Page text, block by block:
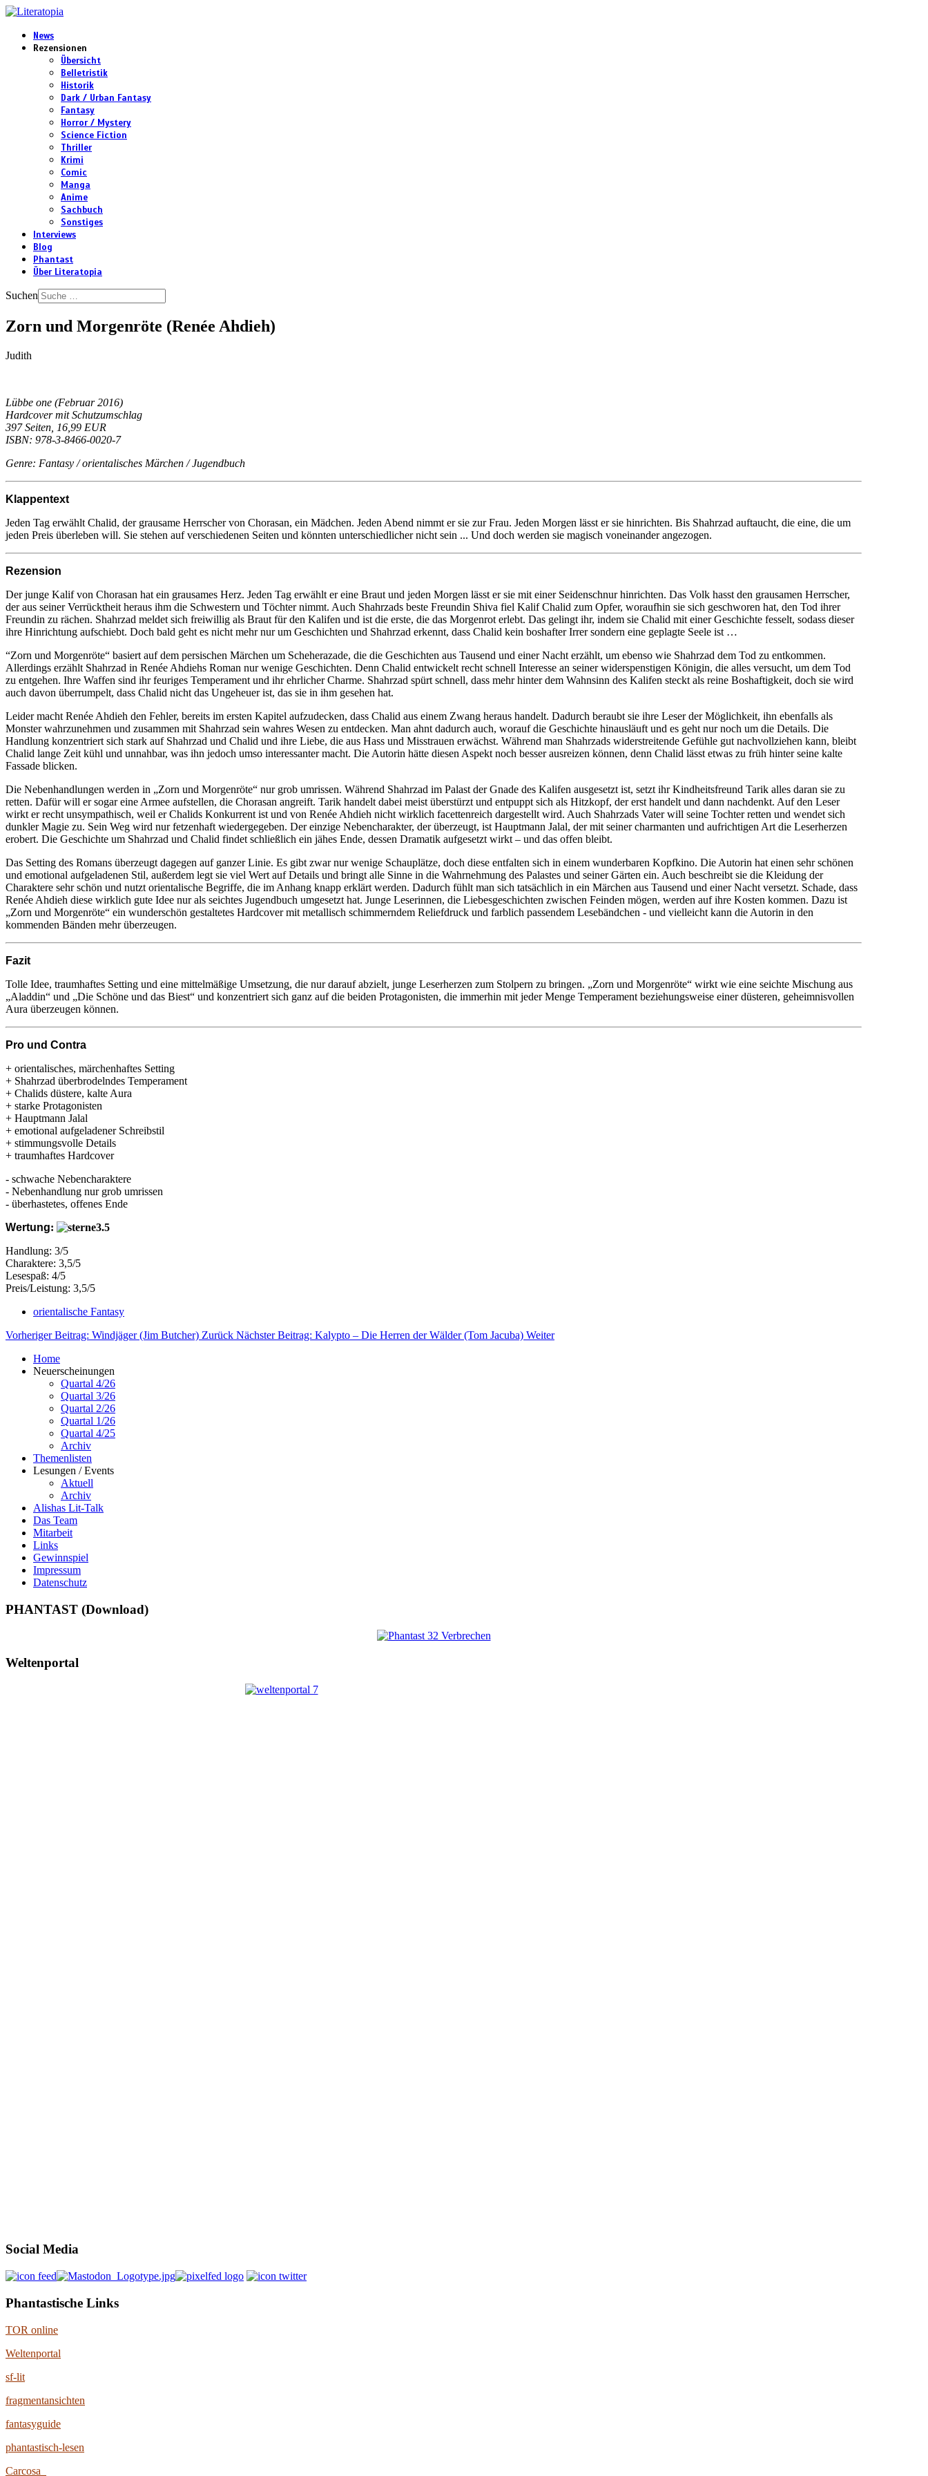
News
Rezensionen
Übersicht
Belletristik
Historik
Dark / Urban Fantasy
Fantasy
Horror / Mystery
Science Fiction
Thriller
Krimi
Comic
Manga
Anime
Sachbuch
Sonstiges
Interviews
Blog
Phantast
Über Literatopia
Suchen
Zorn und Morgenröte (Renée Ahdieh)
Judith
Lübbe one (Februar 2016)
Hardcover mit Schutzumschlag
397 Seiten, 16,99 EUR
ISBN: 978-3-8466-0020-7
Genre: Fantasy / orientalisches Märchen / Jugendbuch
Klappentext
Jeden Tag erwählt Chalid, der grausame Herrscher von Chorasan, ein Mädchen. Jeden Abend nimmt er sie zur Frau. Jeden Morgen lässt er sie hinrichten. Bis Shahrzad auftaucht, die eine, die um
jeden Preis überleben will. Sie stehen auf verschiedenen Seiten und könnten unterschiedlicher nicht sein ... Und doch werden sie magisch voneinander angezogen.
Rezension
Der junge Kalif von Chorasan hat ein grausames Herz. Jeden Tag erwählt er eine Braut und jeden Morgen lässt er sie mit einer Seidenschnur hinrichten. Das Volk hasst den grausamen Herrscher,
der aus seiner Verrücktheit heraus ihm die Schwestern und Töchter nimmt. Auch Shahrzads beste Freundin Shiva fiel Kalif Chalid zum Opfer, woraufhin sie sich geschworen hat, den Tod ihrer
Freundin zu rächen. Shahrzad meldet sich freiwillig als Braut für den Kalifen und ist die erste, die das Morgenrot erlebt. Das gelingt ihr, indem sie Chalid mit einer Geschichte fesselt, sodass dieser
ihre Hinrichtung aufschiebt. Doch bald geht es nicht mehr nur um Geschichten und Shahrzad erkennt, dass Chalid kein boshafter Irrer sondern eine geplagte Seele ist …
“Zorn und Morgenröte“ basiert auf dem persischen Märchen um Scheherazade, die die Geschichten aus Tausend und einer Nacht erzählt, um ebenso wie Shahrzad dem Tod zu entkommen.
Allerdings erzählt Shahrzad in Renée Ahdiehs Roman nur wenige Geschichten. Denn Chalid entwickelt recht schnell Interesse an seiner widerspenstigen Königin, die alles versucht, um dem Tod
zu entgehen. Ihre Waffen sind ihr feuriges Temperament und ihr ehrlicher Charme. Shahrzad spürt schnell, dass mehr hinter dem Wahnsinn des Kalifen steckt als reine Boshaftigkeit, doch sie wird
auch davon überrumpelt, dass Chalid nicht das Ungeheuer ist, das sie in ihm gesehen hat.
Leider macht Renée Ahdieh den Fehler, bereits im ersten Kapitel aufzudecken, dass Chalid aus einem Zwang heraus handelt. Dadurch beraubt sie ihre Leser der Möglichkeit, ihn ebenfalls als
Monster wahrzunehmen und zusammen mit Shahrzad sein wahres Wesen zu entdecken. Man ahnt dadurch auch, worauf die Geschichte hinausläuft und es geht nur noch um die Details. Die
Handlung konzentriert sich stark auf Shahrzad und Chalid und ihre Liebe, die aus Hass und Misstrauen erwächst. Während man Shahrzads widerstreitende Gefühle gut nachvollziehen kann, bleibt
Chalid lange Zeit kühl und unnahbar, was ihn jedoch umso interessanter macht. Die Autorin hätte diesen Aspekt noch besser ausreizen können, denn Chalid lässt etwas zu früh hinter seine kalte
Fassade blicken.
Die Nebenhandlungen werden in „Zorn und Morgenröte“ nur grob umrissen. Während Shahrzad im Palast der Gnade des Kalifen ausgesetzt ist, setzt ihr Kindheitsfreund Tarik alles daran sie zu
retten. Dafür will er sogar eine Armee aufstellen, die Chorasan angreift. Tarik handelt dabei meist überstürzt und entpuppt sich als Hitzkopf, der erst handelt und dann nachdenkt. Auf den Leser
wirkt er recht unsympathisch, weil er Chalids Konkurrent ist und von Renée Ahdieh nicht wirklich facettenreich dargestellt wird. Auch Shahrzads Vater will seine Tochter retten und wendet sich
dunkler Magie zu. Sein Weg wird nur fetzenhaft wiedergegeben. Der einzige Nebencharakter, der überzeugt, ist Hauptmann Jalal, der mit seiner charmanten und aufrichtigen Art die Leserherzen
erobert. Die Geschichte um Shahrzad und Chalid findet schließlich ein jähes Ende, dessen Dramatik aufgesetzt wirkt – und das offen bleibt.
Das Setting des Romans überzeugt dagegen auf ganzer Linie. Es gibt zwar nur wenige Schauplätze, doch diese entfalten sich in einem wunderbaren Kopfkino. Die Autorin hat einen sehr schönen
und emotional aufgeladenen Stil, außerdem legt sie viel Wert auf Details und bringt alle Sinne in die Wahrnehmung des Palastes und seiner Gärten ein. Auch beschreibt sie die Kleidung der
Charaktere sehr schön und nutzt orientalische Begriffe, die im Anhang knapp erklärt werden. Dadurch fühlt man sich tatsächlich in ein Märchen aus Tausend und einer Nacht versetzt. Schade, dass
Renée Ahdieh diese wirklich gute Idee nur als seichtes Jugendbuch umgesetzt hat. Junge Leserinnen, die Liebesgeschichten zwischen Feinden mögen, werden auf ihre Kosten kommen. Dazu ist
„Zorn und Morgenröte“ ein wunderschön gestaltetes Hardcover mit metallisch schimmerndem Reliefdruck und farblich passendem Lesebändchen - und vielleicht kann die Autorin in den
kommenden Bänden mehr überzeugen.
Fazit
Tolle Idee, traumhaftes Setting und eine mittelmäßige Umsetzung, die nur darauf abzielt, junge Leserherzen zum Stolpern zu bringen. „Zorn und Morgenröte“ wirkt wie eine seichte Mischung aus
„Aladdin“ und „Die Schöne und das Biest“ und konzentriert sich ganz auf die beiden Protagonisten, die immerhin mit jeder Menge Temperament beziehungsweise einer düsteren, geheimnisvollen
Aura überzeugen können.
Pro und Contra
+ orientalisches, märchenhaftes Setting
+ Shahrzad überbrodelndes Temperament
+ Chalids düstere, kalte Aura
+ starke Protagonisten
+ Hauptmann Jalal
+ emotional aufgeladener Schreibstil
+ stimmungsvolle Details
+ traumhaftes Hardcover
- schwache Nebencharaktere
- Nebenhandlung nur grob umrissen
- überhastetes, offenes Ende
Wertung:
Handlung: 3/5
Charaktere: 3,5/5
Lesespaß: 4/5
Preis/Leistung: 3,5/5
orientalische Fantasy
Vorheriger Beitrag: Windjäger (Jim Butcher) Zurück Nächster Beitrag: Kalypto – Die Herren der Wälder (Tom Jacuba) Weiter
Home
Neuerscheinungen
Quartal 4/26
Quartal 3/26
Quartal 2/26
Quartal 1/26
Quartal 4/25
Archiv
Themenlisten
Lesungen / Events
Aktuell
Archiv
Alishas Lit-Talk
Das Team
Mitarbeit
Links
Gewinnspiel
Impressum
Datenschutz
PHANTAST (Download)
Weltenportal
Social Media
Phantastische Links
TOR online
Weltenportal
sf-lit
fragmentansichten
fantasyguide
phantastisch-lesen
Carcosa